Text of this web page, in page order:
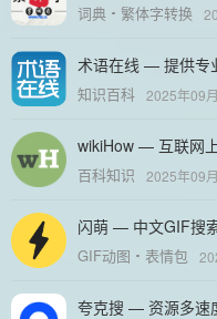
词典 繁体字转换
术语在线 — 提供专
知识百科 2025年09
wikiHow — 互联网
百科知识 2025年09
闪萌 — 中文GIF搜
GIF动图 表情包
夸克搜 — 资源多速